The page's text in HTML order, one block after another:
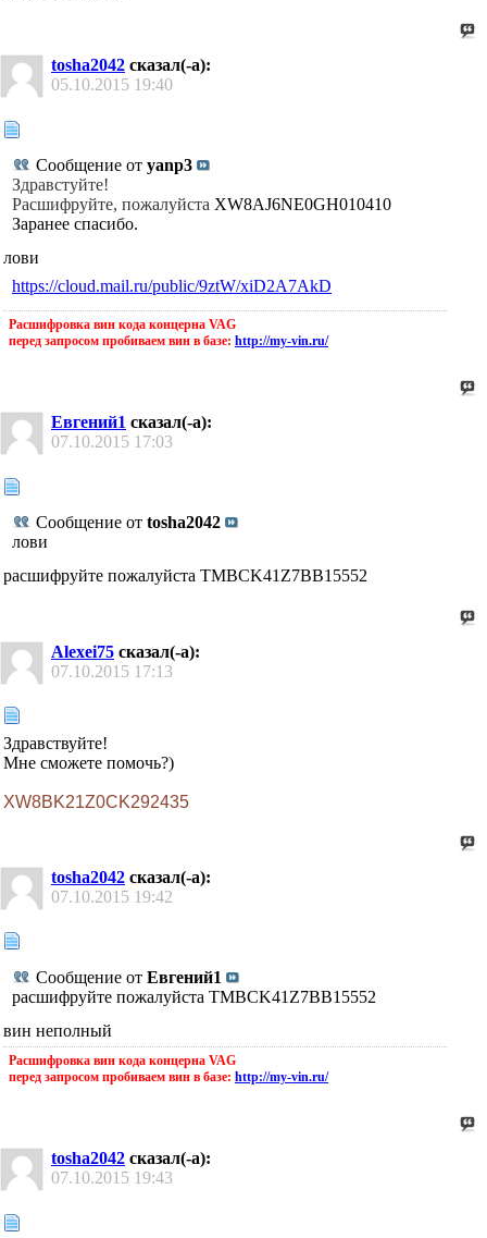
tosha2042 сказал(-а):
05.10.2015 19:40
Сообщение от yanp3
Здравстуйте!
Расшифруйте, пожалуйста XW8AJ6NE0GH010410
Заранее спасибо.
лови
https://cloud.mail.ru/public/9ztW/xiD2A7AkD
Расшифровка вин кода концерна VAG
перед запросом пробиваем вин в базе: http://my-vin.ru/
Евгений1 сказал(-а):
07.10.2015 17:03
Сообщение от tosha2042
лови
расшифруйте пожалуйста TMBCK41Z7BB15552
Alexei75 сказал(-а):
07.10.2015 17:13
Здравствуйте!
Мне сможете помочь?)
XW8BK21Z0CK292435
tosha2042 сказал(-а):
07.10.2015 19:42
Сообщение от Евгений1
расшифруйте пожалуйста TMBCK41Z7BB15552
вин неполный
Расшифровка вин кода концерна VAG
перед запросом пробиваем вин в базе: http://my-vin.ru/
tosha2042 сказал(-а):
07.10.2015 19:43